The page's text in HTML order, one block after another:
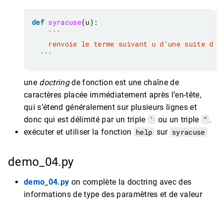
def syracuse
  '''
une doctringde fonction est une chaîne de
caractères placée immédiatement après l’en-tête,
qui s’étend généralement sur plusieurs lignes et
donc qui est délimité par un triple
' ou un triple " .
exécuter et utiliser la fonction help sur syracuse
demo_04.py
demo_04.py on complète la doctring avec des
informations de type des paramètres et de valeur